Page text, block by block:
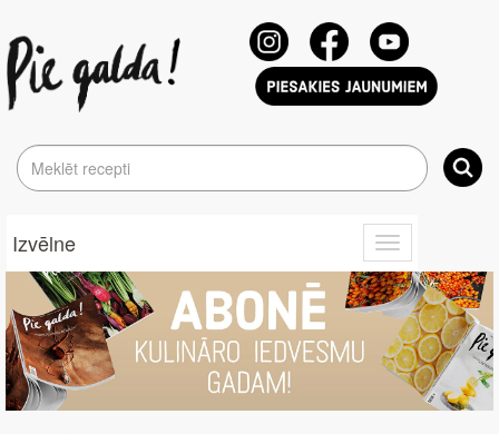
Toggle
navigation
Izvēlne